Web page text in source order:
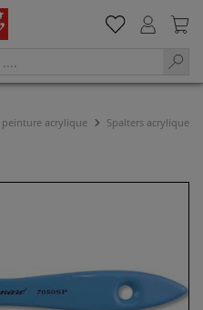
peinture acrylique
Spalters acrylique